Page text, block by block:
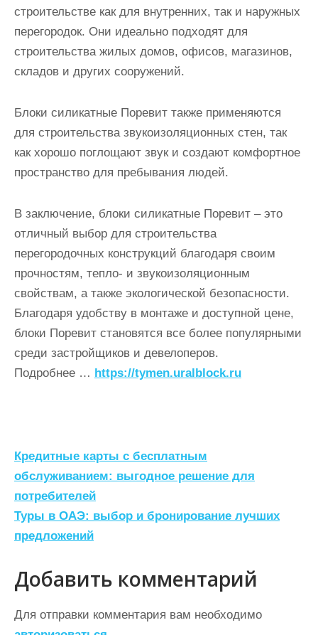
строительстве как для внутренних, так и наружных
перегородок. Они идеально подходят для
строительства жилых домов, офисов, магазинов,
складов и других сооружений.
Блоки силикатные Поревит также применяются
для строительства звукоизоляционных стен, так
как хорошо поглощают звук и создают комфортное
пространство для пребывания людей.
В заключение, блоки силикатные Поревит – это
отличный выбор для строительства
перегородочных конструкций благодаря своим
прочностям, тепло- и звукоизоляционным
свойствам, а также экологической безопасности.
Благодаря удобству в монтаже и доступной цене,
блоки Поревит становятся все более популярными
среди застройщиков и девелоперов.
Подробнее … https://tymen.uralblock.ru
Н
а
в
и
г
а
ц
и
Кредитные карты с бесплатным
обслуживанием: выгодное решение для
потребителей
Туры в ОАЭ: выбор и бронирование лучших
предложений
Добавить комментарий
Для отправки комментария вам необходимо